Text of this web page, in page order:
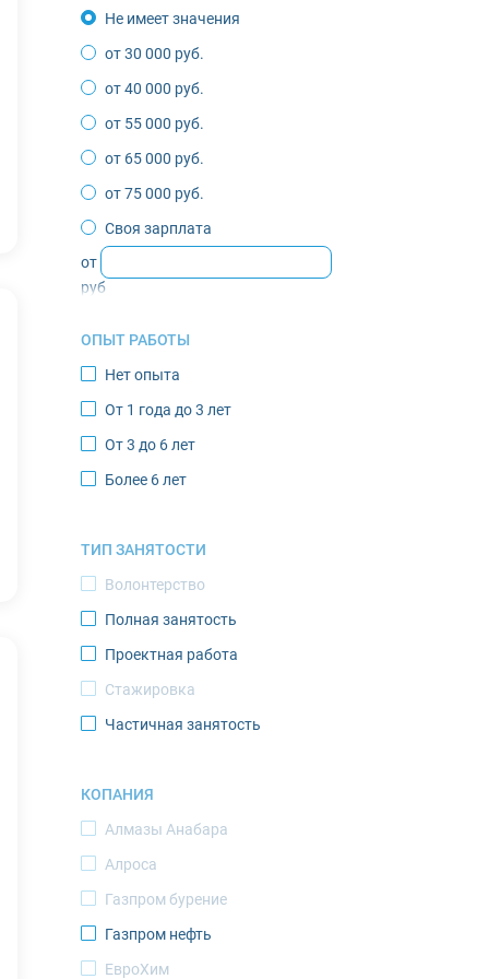
Воркута
Губкинский
Депутатский
Жиганск
Зырянка
Игарка
Инта
Казачье
Кировск
Костомукша
Лабытнанги
Мончегорск
Муравленко
Нарьян-Мар
Новодвинск
Новый Уренгой
Норильск
Ноябрьск
Оленегорск
Певек
Салехард
Саскылах
Северодвинск
Североморск
Среднеколымск
Не имеет значения
от 30 000 руб.
от 40 000 руб.
от 55 000 руб.
от 65 000 руб.
от 75 000 руб.
Своя зарплата
от
руб
ОПЫТ РАБОТЫ
Нет опыта
От 1 года до 3 лет
От 3 до 6 лет
Более 6 лет
ТИП ЗАНЯТОСТИ
Волонтерство
Полная занятость
Проектная работа
Стажировка
Частичная занятость
КОПАНИЯ
Алмазы Анабара
Алроса
Газпром бурение
Газпром нефть
ЕвроХим